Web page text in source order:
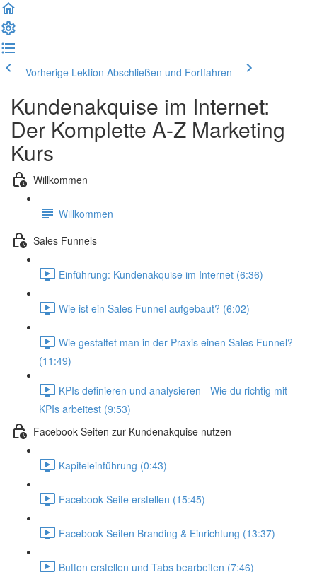
Vorherige Lektion Abschließen und Fortfahren
Kundenakquise im Internet:
Der Komplette A-Z Marketing
Kurs
Willkommen
Willkommen
Sales Funnels
Einführung: Kundenakquise im Internet (6:36)
Wie ist ein Sales Funnel aufgebaut? (6:02)
Wie gestaltet man in der Praxis einen Sales Funnel?
(11:49)
KPIs definieren und analysieren - Wie du richtig mit
KPIs arbeitest (9:53)
Facebook Seiten zur Kundenakquise nutzen
Kapiteleinführung (0:43)
Facebook Seite erstellen (15:45)
Facebook Seiten Branding & Einrichtung (13:37)
Button erstellen und Tabs bearbeiten (7:46)